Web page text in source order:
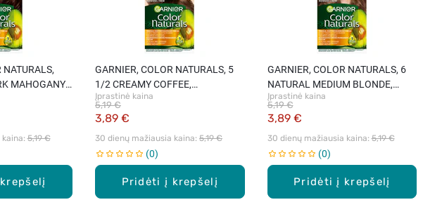
NATURALS,
MAHOGANY,
dažai, 1 vnt.
kaina: 5,19 €
Pridėti į krepšelį
GARNIER, COLOR NATURALS, 5
1/2 CREAMY COFFEE,
maitinamieji plaukų dažai, 1 vnt.
Įprastinė kaina
3,89 €
5,19 €
30 dienų mažiausia kaina: 5,19 €
0
Pridėti į krepšelį
GARNIER, COLOR NATURALS, 6
NATURAL MEDIUM BLONDE,
maitinamieji plaukų dažai, 1 vnt.
Įprastinė kaina
3,89 €
5,19 €
30 dienų mažiausia kaina: 5,19 €
0